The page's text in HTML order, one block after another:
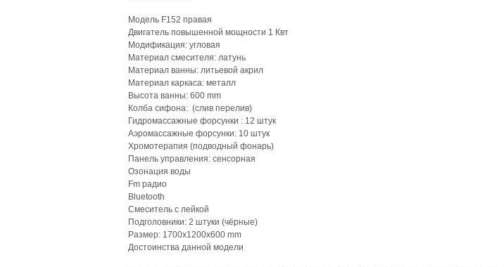
Модель F152 правая
Двигатель повышенной мощности 1 Квт
Модификация: угловая
Материал смесителя: латунь
Материал ванны: литьевой акрил
Материал каркаса: металл
Высота ванны: 600 mm
Колба сифона: (слив перелив)
Гидромассажные форсунки : 12 штук
Аэромассажные форсунки: 10 штук
Хромотерапия (подводный фонарь)
Панель управления: сенсорная
Озонация воды
Fm радио
Bluetooth
Смеситель с лейкой
Подголовники: 2 штуки (чёрные)
Размер: 1700х1200х600 mm
Достоинства данной модели